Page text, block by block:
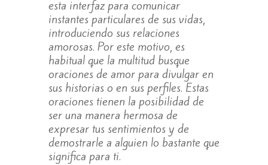
esta interfaz para comunicar
instantes particulares de sus vidas,
introduciendo sus relaciones
amorosas. Por este motivo, es
habitual que la multitud busque
oraciones de amor para divulgar en
sus historias o en sus perfiles. Estas
oraciones tienen la posibilidad de
ser una manera hermosa de
expresar tus sentimientos y de
demostrarle a alguien lo bastante que
significa para ti.